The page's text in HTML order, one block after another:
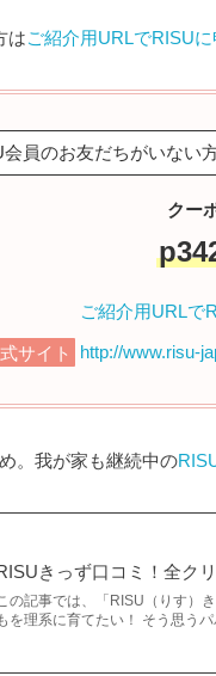
はご紹介用URLでRISU
会員のお友だちがいない
クー
ご紹介用URLで
サイト http://www.risu-
。我が家も継続中の
きっず口コミ！全ク
の記事では、「RISU（りす）
を理系に育てたい！ そう思う